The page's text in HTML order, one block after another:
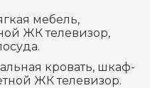
мебель,
ЖК телевизор,
кровать, шкаф-
ЖК телевизор.